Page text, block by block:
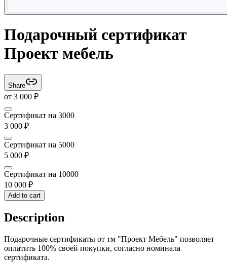
Подарочный сертификат
Проект мебель
Share
от 3 000 ₽
Сертификат на 3000
3 000 ₽
Сертификат на 5000
5 000 ₽
Сертификат на 10000
10 000 ₽
Add to cart
Description
Подарочные сертификаты от тм "Проект Мебель" позволяет
оплатить 100% своей покупки, согласно номинала
сертификата.